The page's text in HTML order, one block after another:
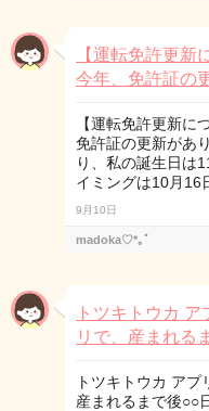
【運転免許更新
今年、免許証の
【運転免許更新に
免許証の更新があ
り、私の誕生日は
イミングは10月16
9月10日
madoka♡*｡ﾟ
トツキトウカ
リで、産まれる
トツキトウカ アプ
産まれるまで後○○